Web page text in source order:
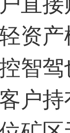
资
智
户